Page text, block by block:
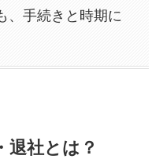
、手続きと時期に
退社とは？